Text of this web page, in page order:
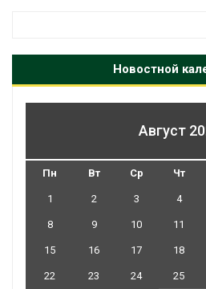
Новостной
Август
Пн Вт Ср Чт
1 2 3 4
8 9 10 11
15 16 17 18
22 23 24 25